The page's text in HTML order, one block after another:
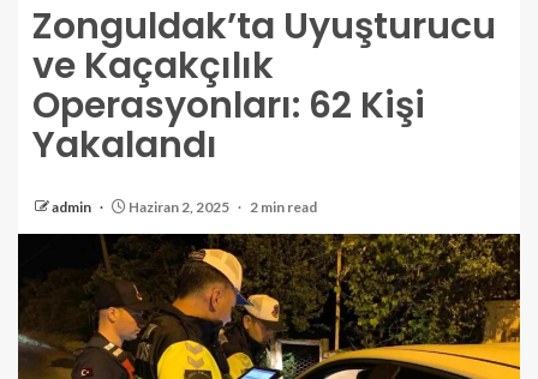
Zonguldak’ta Uyuşturucu
ve Kaçakçılık
Operasyonları: 62 Kişi
Yakalandı
admin Haziran 2, 2025 2 min read